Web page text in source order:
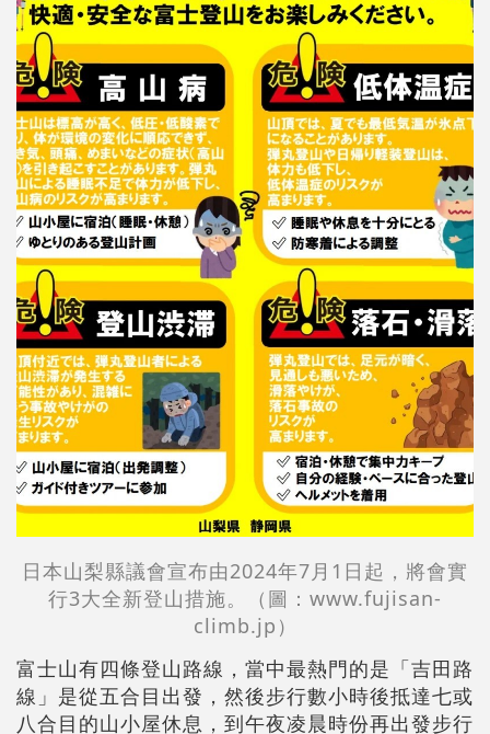
日本山梨縣議會宣布由2024年7月1日起，將會實
行3大全新登山措施。（圖：www.fujisan-
climb.jp）
富士山有四條登山路線，當中最熱門的是「吉田路
線」是從五合目出發，然後步行數小時後抵達七或
八合目的山小屋休息，到午夜凌晨時份再出發步行